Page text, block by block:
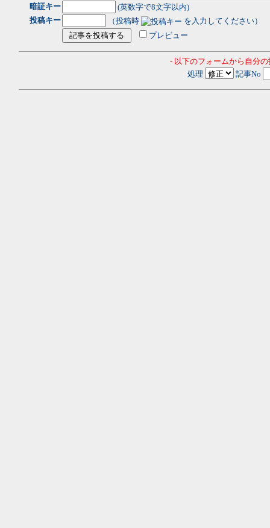
暗証キー
(英数字で8文字以内)
投稿キー
（投稿時
を入力してください）
プレビュー
- 以下のフォームから自分
処理
記事No